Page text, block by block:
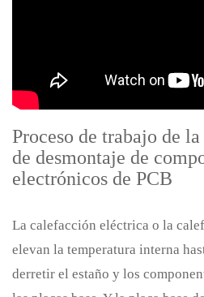
Proceso de trabajo de
de desmontaje de
electrónicos de PCB
La calefacción eléctrica o la
elevan la temperatura interna
derretir el estaño y los